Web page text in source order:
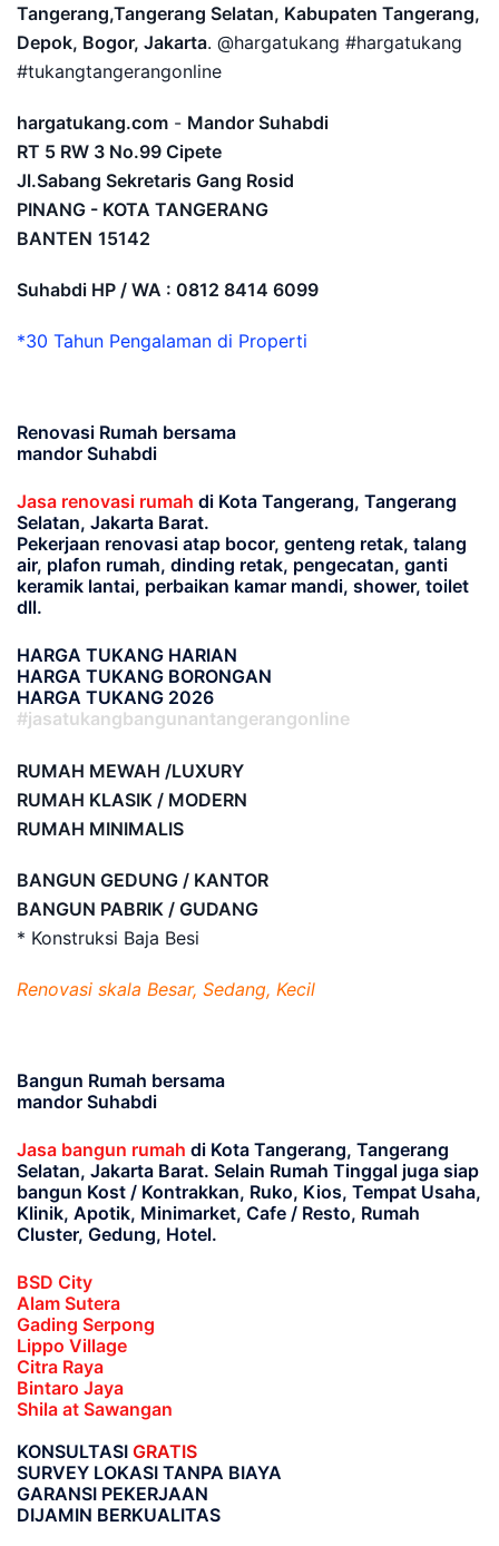
Tangerang,Tangerang Selatan, Kabupaten Tangerang,
Depok, Bogor, Jakarta. @hargatukang #hargatukang
#tukangtangerangonline
hargatukang.com - Mandor Suhabdi
RT 5 RW 3 No.99 Cipete
Jl.Sabang Sekretaris Gang Rosid
PINANG - KOTA TANGERANG
BANTEN 15142
Suhabdi HP / WA : 0812 8414 6099
*30 Tahun Pengalaman di Properti
Renovasi Rumah bersama
mandor Suhabdi
Jasa renovasi rumah di Kota Tangerang, Tangerang
Selatan, Jakarta Barat.
Pekerjaan renovasi atap bocor, genteng retak, talang
air, plafon rumah, dinding retak, pengecatan, ganti
keramik lantai, perbaikan kamar mandi, shower, toilet
dll.
HARGA TUKANG HARIAN
HARGA TUKANG BORONGAN
HARGA TUKANG 2026
#jasatukangbangunantangerangonline
RUMAH MEWAH /LUXURY
RUMAH KLASIK / MODERN
RUMAH MINIMALIS
BANGUN GEDUNG / KANTOR
BANGUN PABRIK / GUDANG
* Konstruksi Baja Besi
Renovasi skala Besar, Sedang, Kecil
Bangun Rumah bersama
mandor Suhabdi
Jasa bangun rumah di Kota Tangerang, Tangerang
Selatan, Jakarta Barat. Selain Rumah Tinggal juga siap
bangun Kost / Kontrakkan, Ruko, Kios, Tempat Usaha,
Klinik, Apotik, Minimarket, Cafe / Resto, Rumah
Cluster, Gedung, Hotel.
BSD City
Alam Sutera
Gading Serpong
Lippo Village
Citra Raya
Bintaro Jaya
Shila at Sawangan
KONSULTASI GRATIS
SURVEY LOKASI TANPA BIAYA
GARANSI PEKERJAAN
DIJAMIN BERKUALITAS